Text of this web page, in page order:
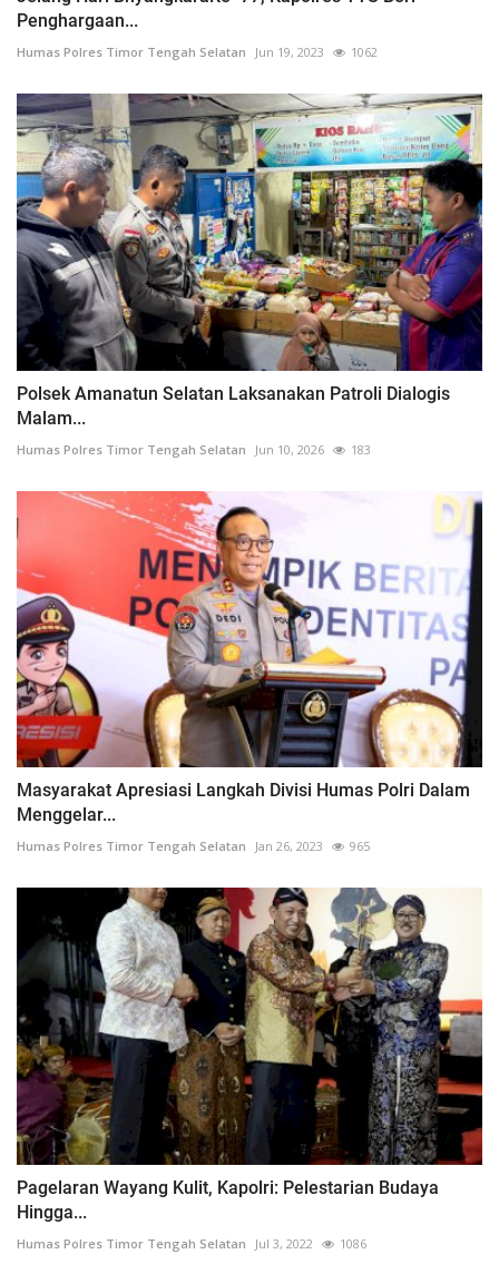
Penghargaan...
Humas Polres Timor Tengah Selatan Jun 19, 2023 1062
Polsek Amanatun Selatan Laksanakan Patroli Dialogis
Malam...
Humas Polres Timor Tengah Selatan Jun 10, 2026 183
Masyarakat Apresiasi Langkah Divisi Humas Polri Dalam
Menggelar...
Humas Polres Timor Tengah Selatan Jan 26, 2023 965
Pagelaran Wayang Kulit, Kapolri: Pelestarian Budaya
Hingga...
Humas Polres Timor Tengah Selatan Jul 3, 2022 1086